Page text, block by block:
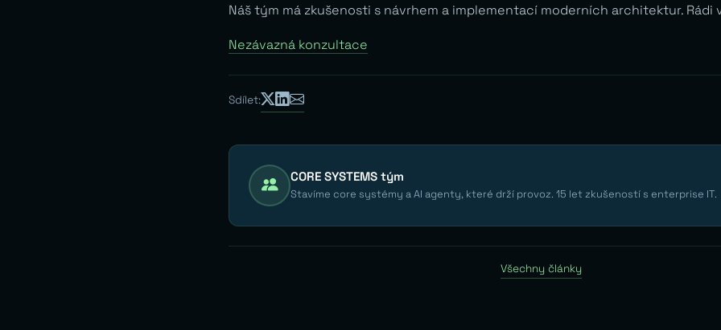
Náš tým má zkušenosti s návrhem a implementací moderních architektur. Rádi
Nezávazná konzultace
Sdílet:
CORE SYSTEMS tým
Stavíme core systémy a AI agenty, které drží provoz. 15 let zkušeností s enterprise IT.
Všechny články